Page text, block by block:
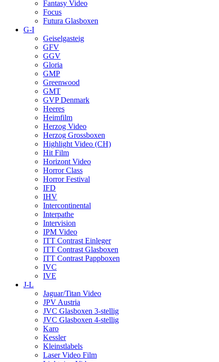
Fantasy Video
Focus
Futura Glasboxen
G-I
Geiselgasteig
GFV
GGV
Gloria
GMP
Greenwood
GMT
GVP Denmark
Heeres
Heimfilm
Herzog Video
Herzog Grossboxen
Highlight Video (CH)
Hit Film
Horizont Video
Horror Class
Horror Festival
IFD
IHV
Intercontinental
Interpathe
Intervision
IPM Video
ITT Contrast Einleger
ITT Contrast Glasboxen
ITT Contrast Pappboxen
IVC
IVE
J-L
Jaguar/Titan Video
JPV Austria
JVC Glasboxen 3-stellig
JVC Glasboxen 4-stellig
Karo
Kessler
Kleinstlabels
Laser Video Film